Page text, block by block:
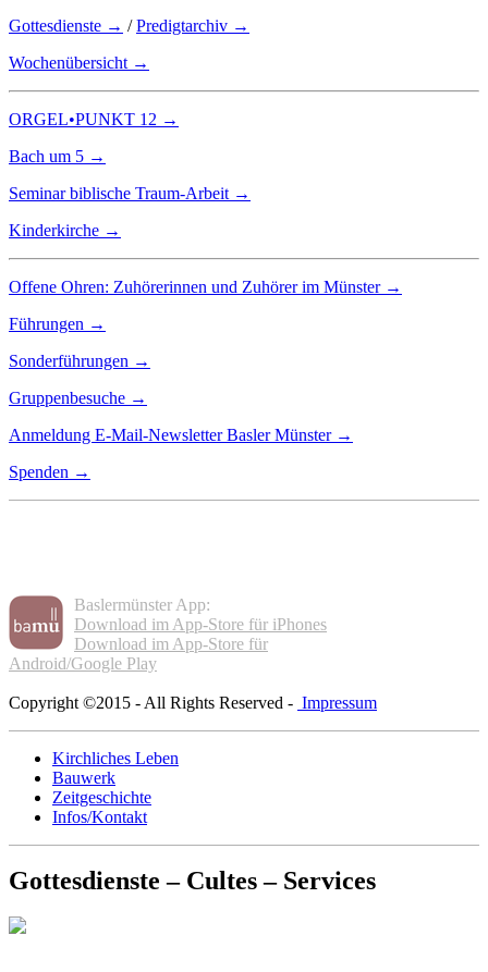
Gottesdienste → /Predigtarchiv →
Wochenübersicht →
ORGEL•PUNKT 12 →
Bach um 5 →
Seminar biblische Traum-Arbeit →
Kinderkirche →
Offene Ohren: Zuhörerinnen und Zuhörer im Münster →
Führungen →
Sonderführungen →
Gruppenbesuche →
Anmeldung E-Mail-Newsletter Basler Münster →
Spenden →
Baslermünster App:
Download im App-Store für iPhones
Download im App-Store für
Android/Google Play
Copyright ©2015 - All Rights Reserved - Impressum
Kirchliches Leben
Bauwerk
Zeitgeschichte
Infos/Kontakt
Gottesdienste – Cultes – Services